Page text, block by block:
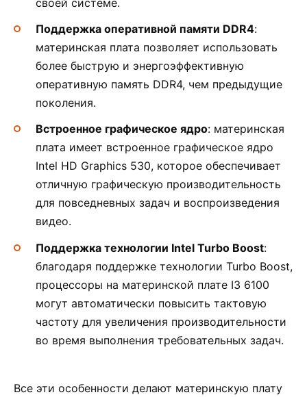
Поддержка оперативной памяти DDR4:
материнская плата позволяет использовать
более быструю и энергоэффективную
оперативную память DDR4, чем предыдущие
поколения.
Встроенное графическое ядро: материнская
плата имеет встроенное графическое ядро
Intel HD Graphics 530, которое обеспечивает
отличную графическую производительность
для повседневных задач и воспроизведения
видео.
Поддержка технологии Intel Turbo Boost:
благодаря поддержке технологии Turbo Boost,
процессоры на материнской плате I3 6100
могут автоматически повысить тактовую
частоту для увеличения производительности
во время выполнения требовательных задач.
Все эти особенности делают материнскую плату